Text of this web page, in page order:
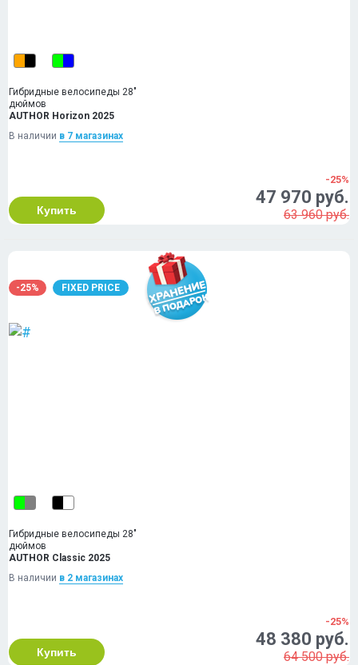
Гибридные велосипеды 28"
дюймов
AUTHOR Horizon 2025
В наличии в 7 магазинах
Купить
-25%
47 970 руб.
63 960 руб.
-25% FIXED PRICE
Гибридные велосипеды 28"
дюймов
AUTHOR Classic 2025
В наличии в 2 магазинах
Купить
-25%
48 380 руб.
64 500 руб.